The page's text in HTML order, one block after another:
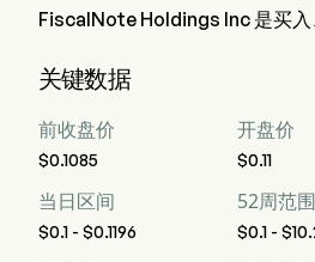
FiscalNote Holdings Inc 是买入
Inc 进行了分析师评级，包括 3 位强烈买入
关键数据
前收盘价
$0.1085
开盘价
$0.11
当日区间
$0.1 - $0.1196
52周范围
$0.1 -